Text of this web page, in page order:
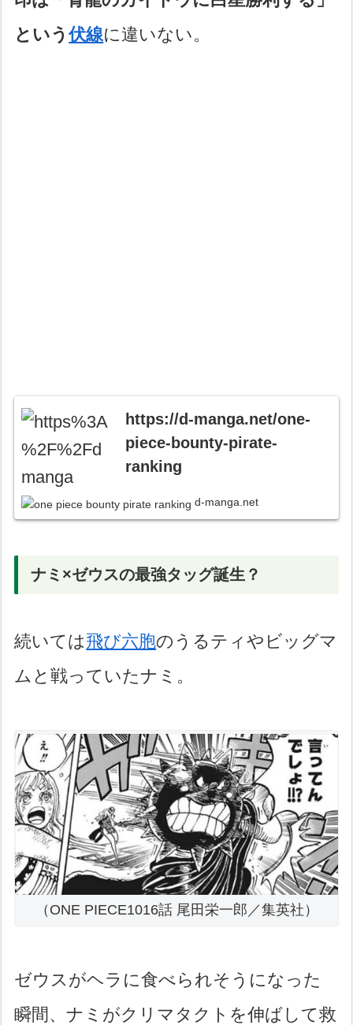
という伏線に違いない。
https://d-manga.net/one-
piece-bounty-pirate-
ranking
d-manga.net
ナミ×ゼウスの最強タッグ誕生？
続いては飛び六胞のうるティやビッグマ
ムと戦っていたナミ。
（ONE PIECE1016話 尾田栄一郎／集英社）
ゼウスがヘラに食べられそうになった
瞬間、ナミがクリマタクトを伸ばして救